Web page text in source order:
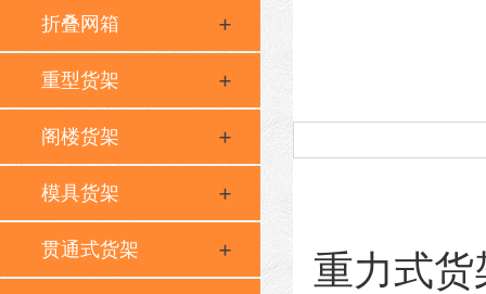
折叠网箱
重型货架
阁楼货架
模具货架
贯通式货架
重力式